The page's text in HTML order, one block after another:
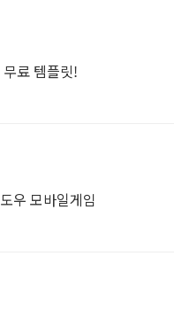
료 템플릿!
우 모바일게임